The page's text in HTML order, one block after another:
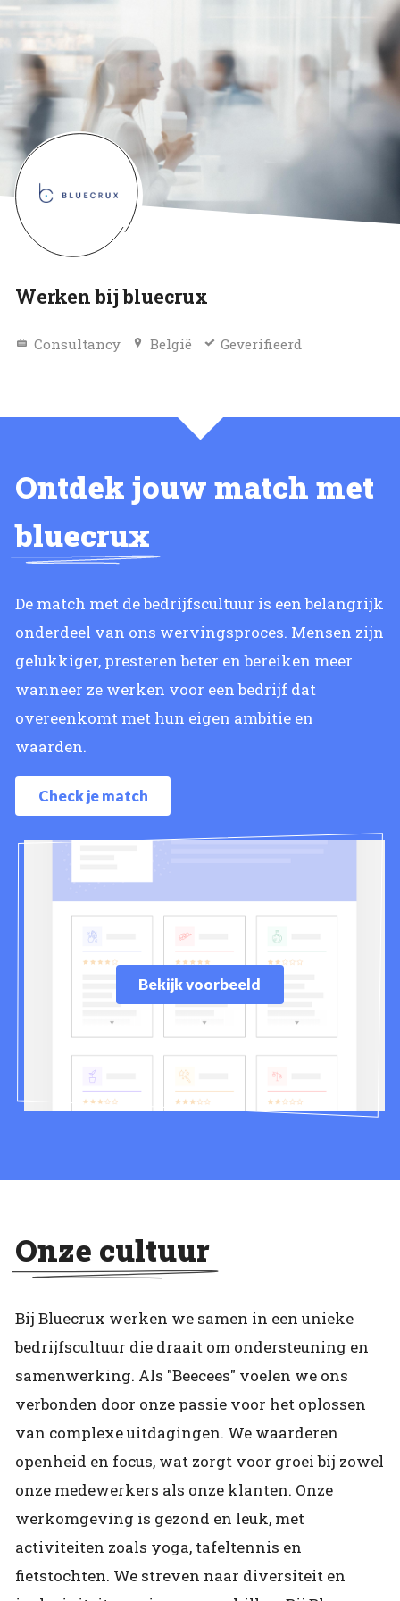
Werken bij bluecrux
Consultancy België Geverifieerd
Ontdek jouw match met
bluecrux
De match met de bedrijfscultuur is een belangrijk
onderdeel van ons wervingsproces. Mensen zijn
gelukkiger, presteren beter en bereiken meer
wanneer ze werken voor een bedrijf dat
overeenkomt met hun eigen ambitie en
waarden.
Check je match
Bekijk voorbeeld
Onze cultuur
Bij Bluecrux werken we samen in een unieke
bedrijfscultuur die draait om ondersteuning en
samenwerking. Als "Beecees" voelen we ons
verbonden door onze passie voor het oplossen
van complexe uitdagingen. We waarderen
openheid en focus, wat zorgt voor groei bij zowel
onze medewerkers als onze klanten. Onze
werkomgeving is gezond en leuk, met
activiteiten zoals yoga, tafeltennis en
fietstochten. We streven naar diversiteit en